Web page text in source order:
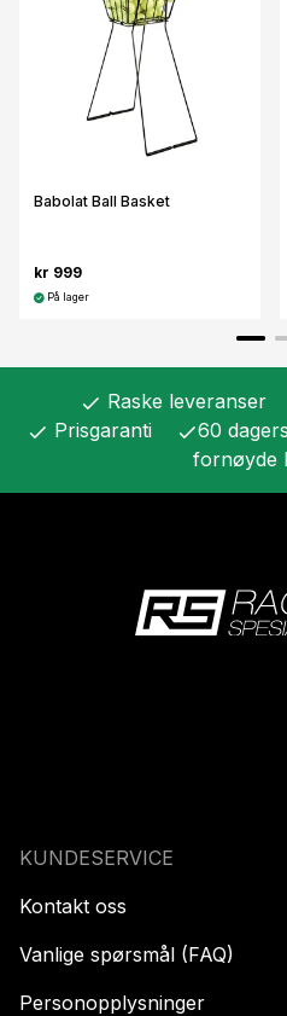
Babolat Ball Basket
kr 999
På lager
check Raske leveranser
check Prisgaranti check60
fornøyde
KUNDESERVICE
Kontakt oss
Vanlige spørsmål (FAQ)
Personopplysninger